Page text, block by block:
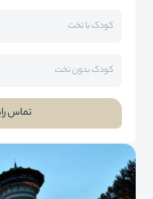
کودک با تخت
کودک بدون تخت
تماس